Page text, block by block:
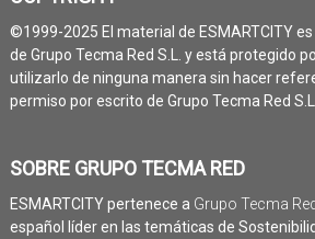
©1999-2025 El material de ESMARTCITY
de Grupo Tecma Red S.L. y está protegido
utilizarlo de ninguna manera sin hacer
permiso por escrito de Grupo Tecma Red S.L.
SOBRE GRUPO TECMA RED
ESMARTCITY pertenece a Grupo Tecma
español líder en las temáticas de